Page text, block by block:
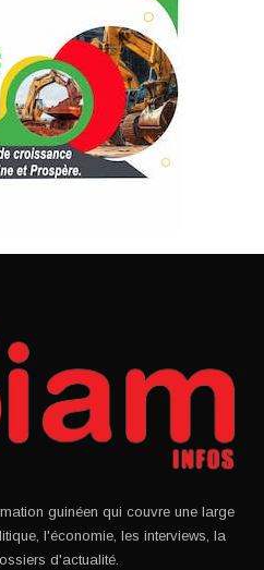
guinéen qui couvre une large
l'économie, les interviews, la
d'actualité.